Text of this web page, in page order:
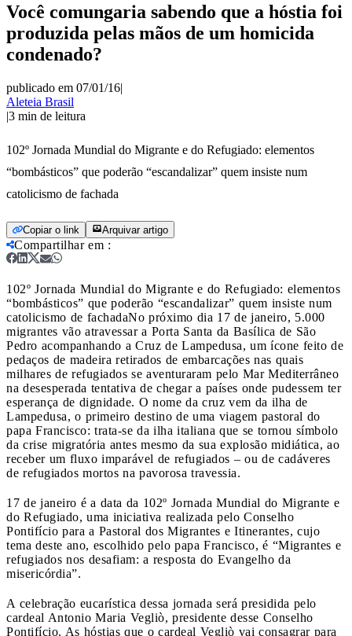
Você comungaria sabendo que a hóstia foi
produzida pelas mãos de um homicida
condenado?
publicado em 07/01/16|
Aleteia Brasil
|3 min de leitura
102º Jornada Mundial do Migrante e do Refugiado: elementos
“bombásticos” que poderão “escandalizar” quem insiste num
catolicismo de fachada
Copiar o link Arquivar artigo
Compartilhar em :
102º Jornada Mundial do Migrante e do Refugiado: elementos
“bombásticos” que poderão “escandalizar” quem insiste num
catolicismo de fachadaNo próximo dia 17 de janeiro, 5.000
migrantes vão atravessar a Porta Santa da Basílica de São
Pedro acompanhando a Cruz de Lampedusa, um ícone feito de
pedaços de madeira retirados de embarcações nas quais
milhares de refugiados se aventuraram pelo Mar Mediterrâneo
na desesperada tentativa de chegar a países onde pudessem ter
esperança de dignidade. O nome da cruz vem da ilha de
Lampedusa, o primeiro destino de uma viagem pastoral do
papa Francisco: trata-se da ilha italiana que se tornou símbolo
da crise migratória antes mesmo da sua explosão midiática, ao
receber um fluxo imparável de refugiados – ou de cadáveres
de refugiados mortos na pavorosa travessia.
17 de janeiro é a data da 102º Jornada Mundial do Migrante e
do Refugiado, uma iniciativa realizada pelo Conselho
Pontifício para a Pastoral dos Migrantes e Itinerantes, cujo
tema deste ano, escolhido pelo papa Francisco, é “Migrantes e
refugiados nos desafiam: a resposta do Evangelho da
misericórdia”.
A celebração eucarística dessa jornada será presidida pelo
cardeal Antonio Maria Vegliò, presidente desse Conselho
Pontifício. As hóstias que o cardeal Vegliò vai consagrar para